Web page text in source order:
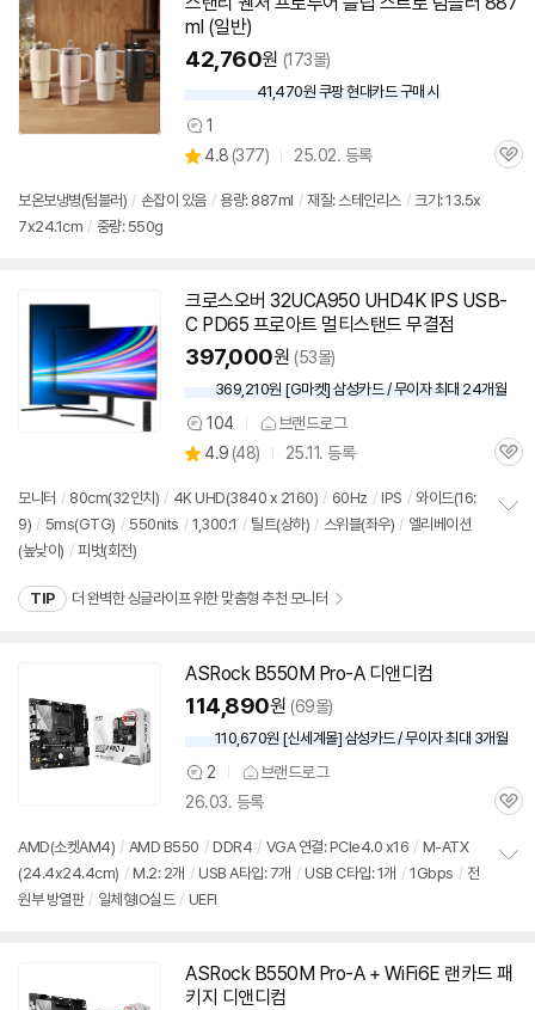
ml (일반)
42,760원 (173몰)
우
할
인
41,470원 쿠팡 현대카드 구매 시
상
품
견
1
별
점
4.8 (상
리
377) 25.02. 등록
관
보온보냉병(텀블러) / 손잡이 있음 / 용량: 887ml / 재질: 스테인리스 / 크기: 13.5x
7x24.1cm / 중량: 550g
크로스오버 32UCA950 UHD4K IPS USB-
C PD65 프로아트 멀티스탠드 무결점
397,000원 (53몰)
369,210원 [G마켓] 삼성카드 / 무이자 최대 24개월
상
품
견
104 브랜드로그
별
점
4.9 (상
리
뷰
48) 25.11. 등록
관
모니터 / 80cm(32인치) / 4K UHD(3840 x 2160) / 60Hz / IPS / 와이드(16:
9) / 5ms(GTG) / 550nits / 1,300:1 / 틸트(상하) / 스위블(좌우) / 엘리베이션
(높낮이) / 피벗(회전)
TIP 더 완벽한 싱글라이프 위한 맞춤형 추천 모니터
ASRock B550M Pro-A 디앤디컴
114,890원 (69몰)
110,670원 [신세계몰] 삼성카드 / 무이자 최대 3개월
상
품
견
2
브랜드로그
26.03. 등록
관
AMD(소켓AM4) / AMD B550 / DDR4 / VGA 연결: PCIe4.0 x16 / M-ATX
(24.4x24.4cm) / M.2: 2개 / USB A타입: 7개 / USB C타입: 1개 / 1Gbps / 전
원부 방열판 / 일체형IO실드 / UEFI
기
ASRock B550M Pro-A + WiFi6E 랜카드 패
키지 디앤디컴